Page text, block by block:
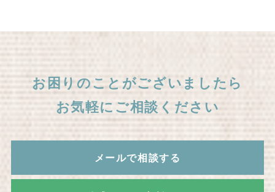
お困りのことがございましたら
お気軽にご相談ください
メールで相談する